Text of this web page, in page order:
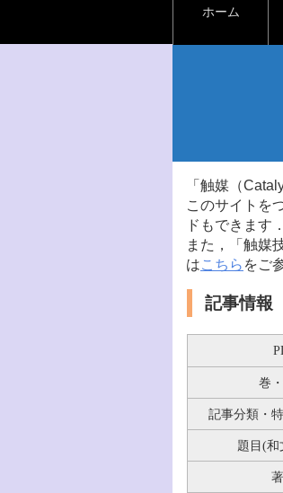
ホーム
「触媒（
このサイトを
ドもできます．
また，「触媒
はこちら をご
記事情報
巻
記事分類・
題目(和